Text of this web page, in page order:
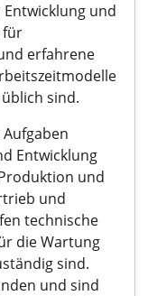
und
für
erfahrene
sind.
Entwicklung
und
und
technische
die Wartung
sind.
und sind